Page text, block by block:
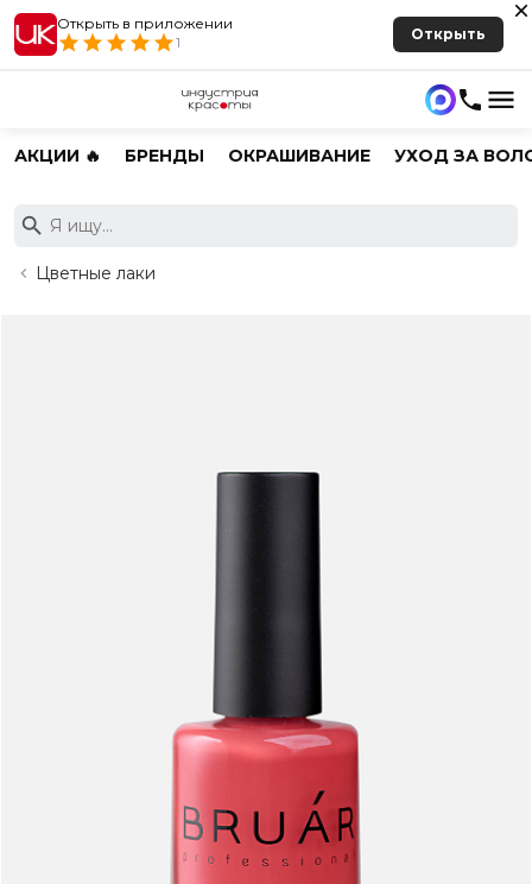
Открыть в приложении
1
Открыть
АКЦИИ 🔥 БРЕНДЫ ОКРАШИВАНИЕ УХОД ЗА
Цветные лаки